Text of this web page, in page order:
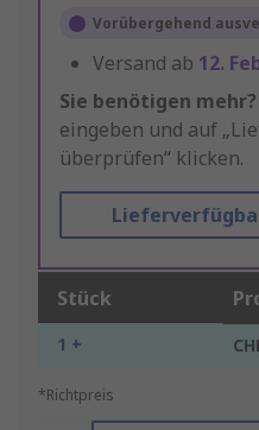
Vorübergehend
Versand ab 12.
Sie benötigen mehr?
eingeben und auf
überprüfen“ klicken.
Stück
1 +
*Richtpreis